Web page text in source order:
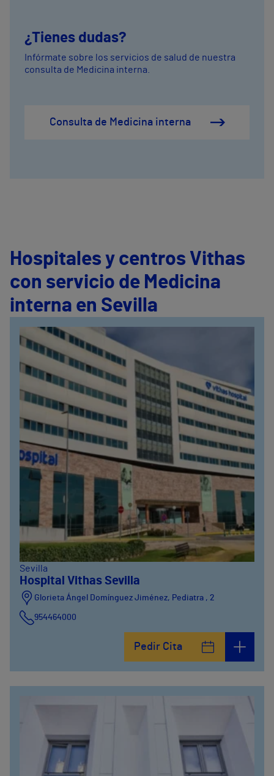
¿Tienes dudas?
Infórmate sobre los servicios de salud de nuestra
consulta de Medicina interna.
Consulta de Medicina interna
Hospitales y centros Vithas
con servicio de Medicina
interna en Sevilla
Sevilla
Hospital Vithas Sevilla
Glorieta Ángel Domínguez Jiménez, Pediatra , 2
954464000
Pedir Cita